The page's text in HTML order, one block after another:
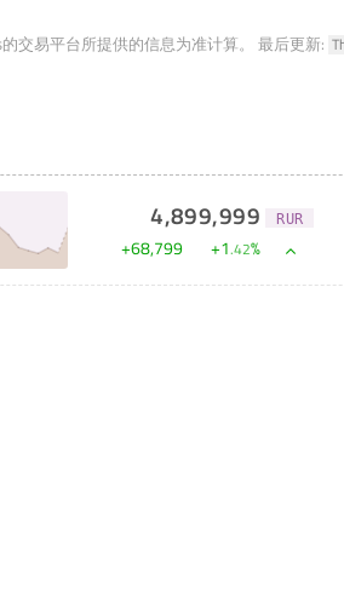
交易平台所提供的信息为准计算。 最后更新:
4,899,999 RUR
+68,799 +1.42%